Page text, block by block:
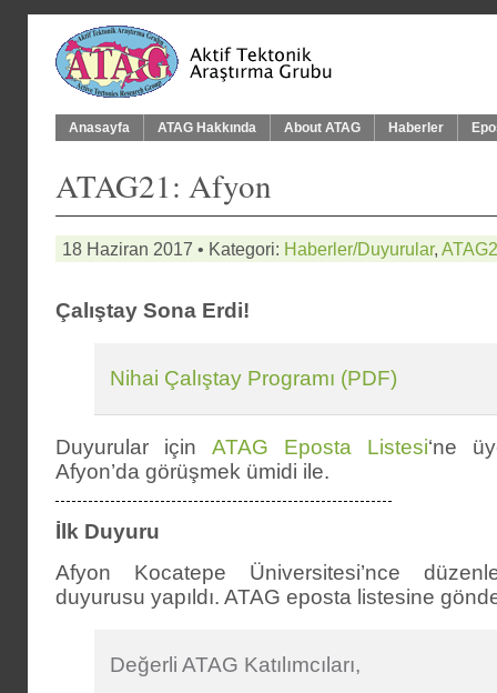
Anasayfa ATAG Hakkında About ATAG Haberler
ATAG21: Afyon
18 Haziran 2017 • Kategori: Haberler/Duyurular,
Çalıştay Sona Erdi!
Nihai Çalıştay Programı (PDF)
Duyurular için ATAG Eposta Listesi‘ne
Afyon’da görüşmek ümidi ile.
İlk Duyuru
Afyon Kocatepe Üniversitesi’nce
duyurusu yapıldı. ATAG eposta listesine
Değerli ATAG Katılımcıları,